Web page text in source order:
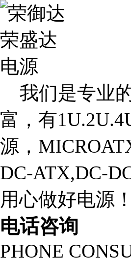
我们是专业
富，有
源，
DC-ATX,DC-
用心做好电源！
电话咨询
PHONE